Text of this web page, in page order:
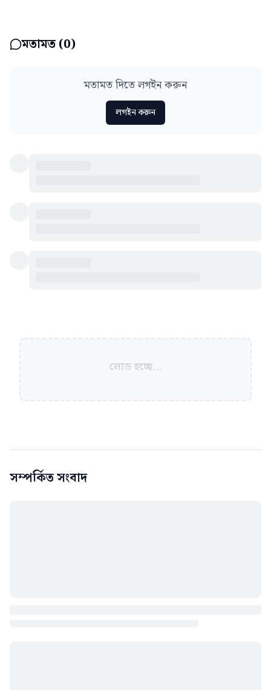
মতামত (0)
মতামত দিতে লগইন করুন
লগইন করুন
লোড হচ্ছে...
সম্পর্কিত সংবাদ